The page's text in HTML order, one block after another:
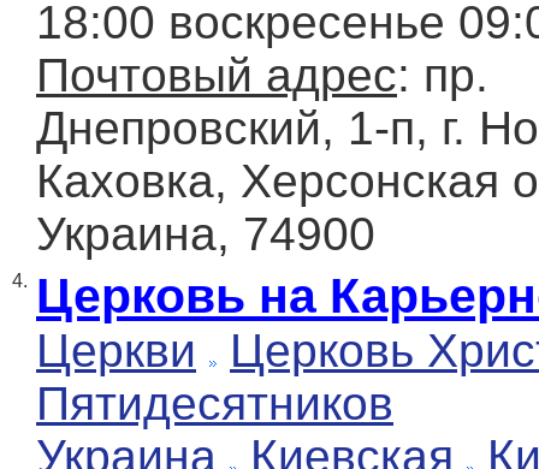
18:00 воскресенье
Почтовый адрес: пр.
Днепровский, 1-п, г.
Каховка, Херсонская
Украина, 74900
4. Церковь на
Церкви
Церковь
Пятидесятников
Украина
Киевская